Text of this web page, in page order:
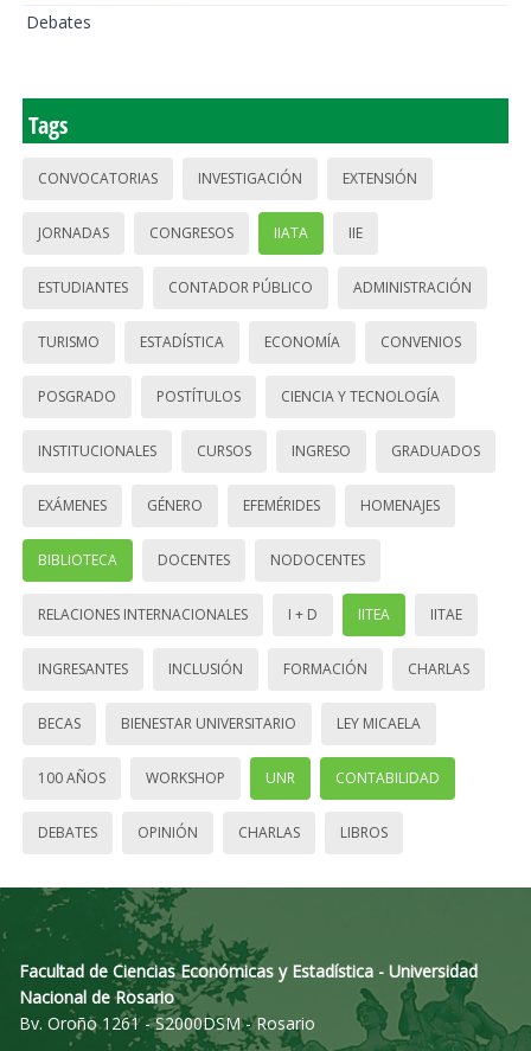
Debates
Tags
CONVOCATORIAS INVESTIGACIÓN EXTENSIÓN
JORNADAS CONGRESOS IIATA IIE
ESTUDIANTES CONTADOR PÚBLICO ADMINISTRACIÓN
TURISMO ESTADÍSTICA ECONOMÍA CONVENIOS
POSGRADO POSTÍTULOS CIENCIA Y TECNOLOGÍA
INSTITUCIONALES CURSOS INGRESO GRADUADOS
EXÁMENES GÉNERO EFEMÉRIDES HOMENAJES
BIBLIOTECA DOCENTES NODOCENTES
RELACIONES INTERNACIONALES I + D IITEA IITAE
INGRESANTES INCLUSIÓN FORMACIÓN CHARLAS
BECAS BIENESTAR UNIVERSITARIO LEY MICAELA
100 AÑOS WORKSHOP UNR CONTABILIDAD
DEBATES OPINIÓN CHARLAS LIBROS
Facultad de Ciencias Económicas y Estadística - Universidad
Nacional de Rosario
Bv. Oroño 1261 - S2000DSM - Rosario